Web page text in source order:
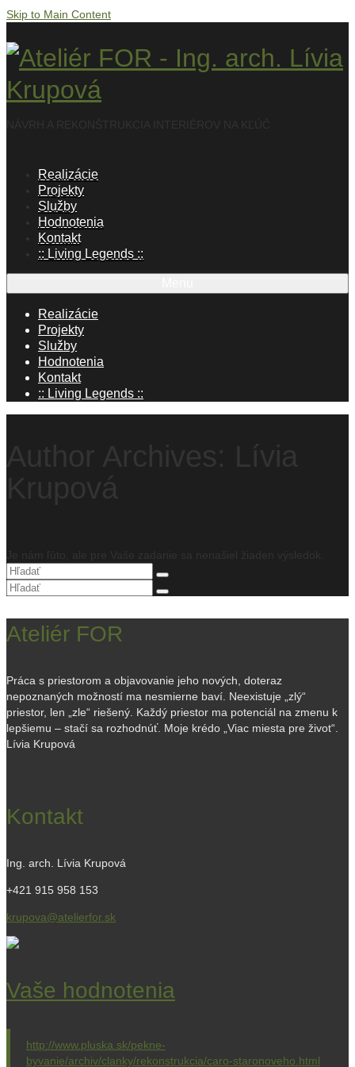
Skip to Main Content
Realizácie
Projekty
Služby
Hodnotenia
Kontakt
:: Living Legends ::
Realizácie
Projekty
Služby
Hodnotenia
Kontakt
:: Living Legends ::
Hľadanie
pre:
Hľadanie
Ateliér FOR
Práca s priestorom a objavovanie jeho nových, doteraz
nepoznaných možností ma nesmierne baví. Neexistuje „zlý“
priestor, len „zle“ riešený. Každý priestor ma potenciál na zmenu k
lepšiemu – stačí sa rozhodnúť. Moje krédo „Viac miesta pre život“.
Lívia Krupová
Kontakt
Ing. arch. Lívia Krupová
+421 915 958 153
krupova@atelierfor.sk
Vaše hodnotenia
http://www.pluska.sk/pekne-
byvanie/archiv/clanky/rekonstrukcia/caro-staronoveho.html